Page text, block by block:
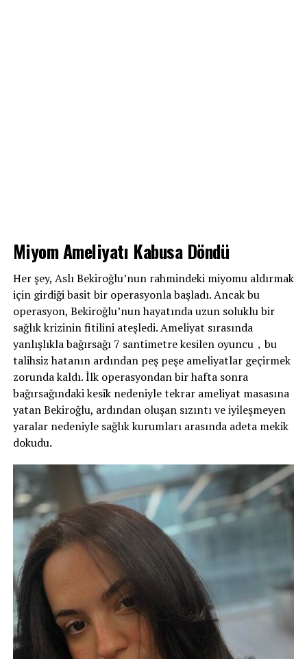
Miyom Ameliyatı Kabusa Döndü
Her şey, Aslı Bekiroğlu’nun rahmindeki miyomu aldırmak
için girdiği basit bir operasyonla başladı. Ancak bu
operasyon, Bekiroğlu’nun hayatında uzun soluklu bir
sağlık krizinin fitilini ateşledi. Ameliyat sırasında
yanlışlıkla bağırsağı 7 santimetre kesilen oyuncu，bu
talihsiz hatanın ardından peş peşe ameliyatlar geçirmek
zorunda kaldı. İlk operasyondan bir hafta sonra
bağırsağındaki kesik nedeniyle tekrar ameliyat masasına
yatan Bekiroğlu, ardından oluşan sızıntı ve iyileşmeyen
yaralar nedeniyle sağlık kurumları arasında adeta mekik
dokudu.